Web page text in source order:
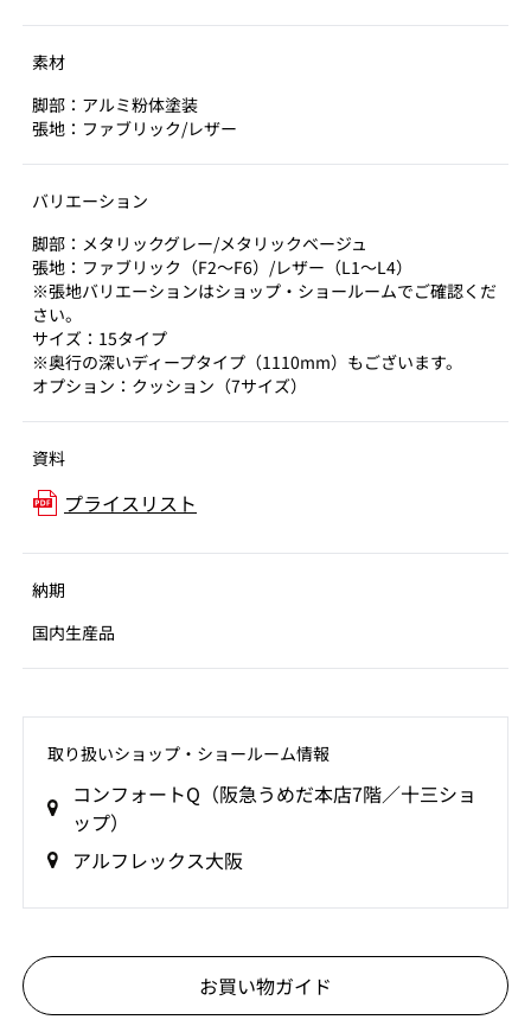
素材
脚部：アルミ粉体塗装
張地：ファブリック/レザー
バリエーション
脚部：メタリックグレー/メタリックベージュ
張地：ファブリック（F2～F6）/レザー（L1～L4）
※張地バリエーションはショップ・ショールームでご確認くだ
さい。
サイズ：15タイプ
※奥行の深いディープタイプ（1110mm）もございます。
オプション：クッション（7サイズ）
資料
プライスリスト
納期
国内生産品
取り扱いショップ‧ショールーム情報
コンフォートQ（阪急うめだ本店7階／十三ショ
ップ）
アルフレックス大阪
お買い物ガイド